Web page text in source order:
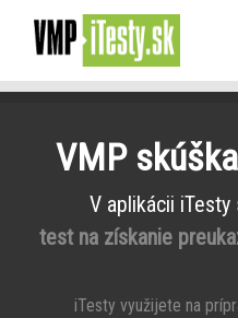
VMP
V aplikácii iTesty
test na získanie
iTesty využijete na